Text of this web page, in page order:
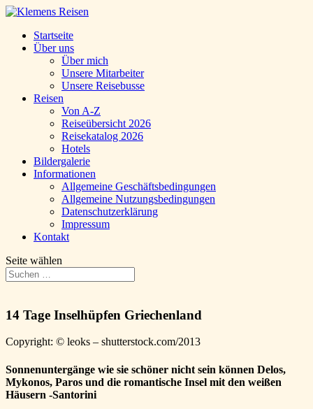
Startseite
Über uns
Über mich
Unsere Mitarbeiter
Unsere Reisebusse
Reisen
Von A-Z
Reiseübersicht 2026
Reisekatalog 2026
Hotels
Bildergalerie
Informationen
Allgemeine Geschäftsbedingungen
Allgemeine Nutzungsbedingungen
Datenschutzerklärung
Impressum
Kontakt
Seite wählen
14 Tage Inselhüpfen Griechenland
Copyright: © leoks – shutterstock.com/2013
Sonnenuntergänge wie sie schöner nicht sein können Delos,
Mykonos, Paros und die romantische Insel mit den weißen
Häusern -Santorini